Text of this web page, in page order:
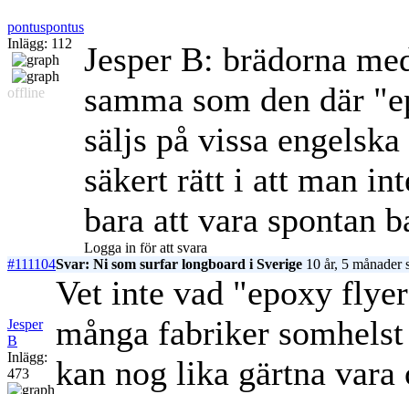
pontuspontus
Inlägg: 112
offline
Jesper B: brädorna
samma som den där
säljs på vissa
säkert rätt i att man
bara att vara spontan
Logga in för att svara
#111104Svar: Ni som surfar longboard i Sverige 10 år, 5 månader
Jesper
B
Inlägg:
473
Vet inte vad "epoxy
många fabriker
kan nog lika gärtna